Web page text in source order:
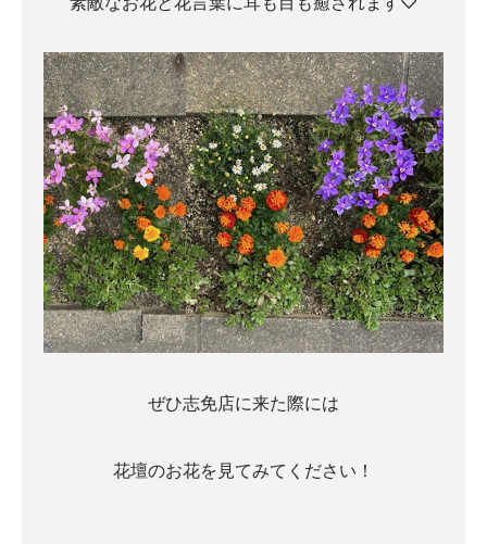
ぜひ志免店に来た際には
花壇のお花を見てみてください！